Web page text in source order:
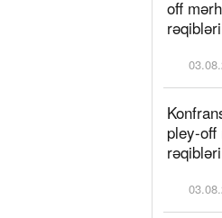
off
pley-